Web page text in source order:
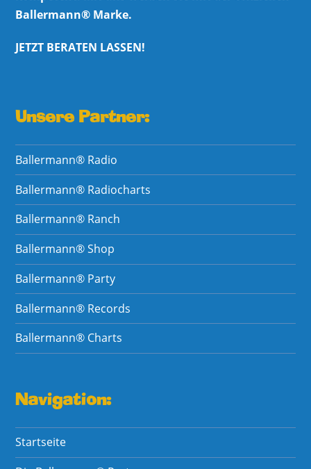
Ballermann® Marke.
JETZT BERATEN LASSEN!
Unsere Partner:
Ballermann® Radio
Ballermann® Radiocharts
Ballermann® Ranch
Ballermann® Shop
Ballermann® Party
Ballermann® Records
Ballermann® Charts
Navigation:
Startseite